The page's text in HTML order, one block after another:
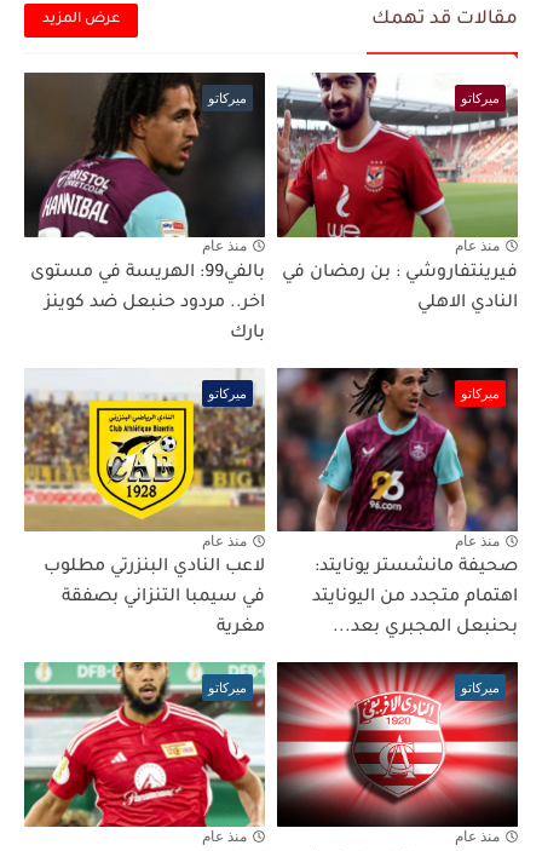
مقالات قد تهمك عرض المزيد
ميركاتو
منذ عام
فيرينتفاروشي : بن رمضان في
النادي الاهلي
ميركاتو
منذ عام
بالفي99: الهريسة في مستوى
اخر.. مردود حنبعل ضد كوينز
بارك
ميركاتو
منذ عام
صحيفة مانشستر يونايتد:
اهتمام متجدد من اليونايتد
بحنبعل المجبري بعد...
ميركاتو
منذ عام
لاعب النادي البنزرتي مطلوب
في سيمبا التنزاني بصفقة
مغرية
ميركاتو
منذ عام
ميركاتو
منذ عام